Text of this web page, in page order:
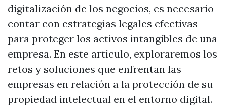
digitalización de los negocios, es necesario
contar con estrategias legales efectivas
para proteger los activos intangibles de una
empresa. En este artículo, exploraremos los
retos y soluciones que enfrentan las
empresas en relación a la protección de su
propiedad intelectual en el entorno digital.